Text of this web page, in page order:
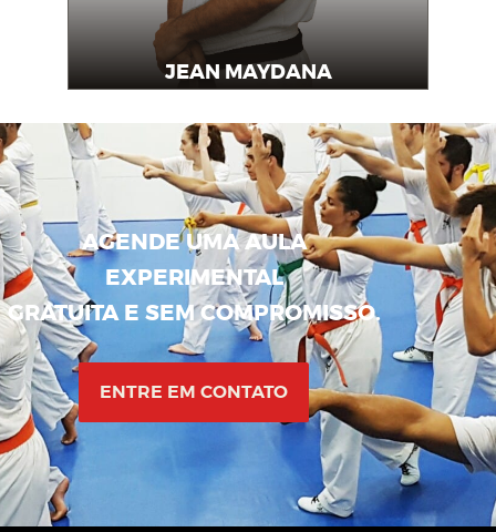
JEAN MAYDANA
Professor
AGENDE UMA AULA
EXPERIMENTAL
GRATUITA E SEM COMPROMISSO.
ENTRE EM CONTATO